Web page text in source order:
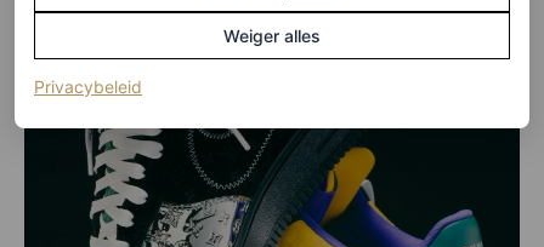
Weiger alles
Privacybeleid